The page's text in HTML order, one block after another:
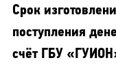
Срок
поступления
счёт ГБУ